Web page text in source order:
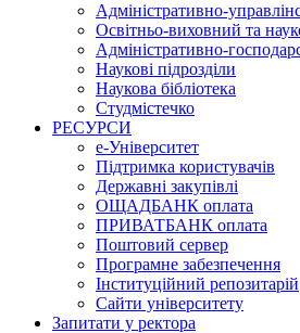
Адміністративно-
Освітньо-виховний та
Адміністративно-
Наукові підрозділи
Наукова бібліотека
Студмістечко
РЕСУРСИ
е-Університет
Підтримка користувачів
Державні закупівлі
ОЩАДБАНК оплата
ПРИВАТБАНК оплата
Поштовий сервер
Програмне забезпечення
Інституційний репозитарій
Сайти університету
Запитати у ректора